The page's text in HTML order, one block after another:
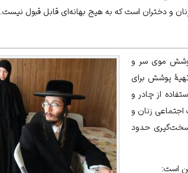
زنان و دختران است که به‌ هیج بهانه‌ای قابل قبول نیست.
پوشش موی سر و
پوشش برای
از چادر و
اجتماعی زنان و
سخت‌گیری حدود
است: